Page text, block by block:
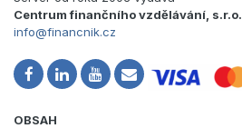
Centrum finančního vzdělávání, s.r.o.
info@financnik.cz
OBSAH